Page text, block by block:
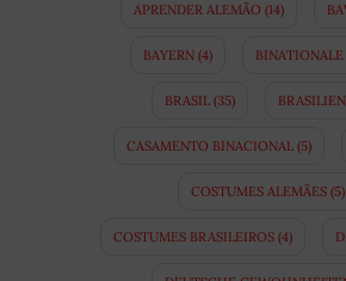
APRENDER ALEMÃO (14)
BAYERN(4)
BRASIL(35) BRASILIEN
CASAMENTO BINACIONAL(5)
COSTUMES ALEMÃES(5)
COSTUMES BRASILEIROS (4)